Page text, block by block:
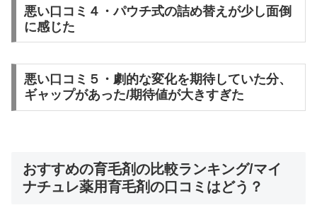
悪い口コミ４・パウチ式の詰め替えが少し面倒
に感じた
悪い口コミ５・劇的な変化を期待していた分、
ギャップがあった/期待値が大きすぎた
おすすめの育毛剤の比較ランキング/マイ
ナチュレ薬用育毛剤の口コミはどう？